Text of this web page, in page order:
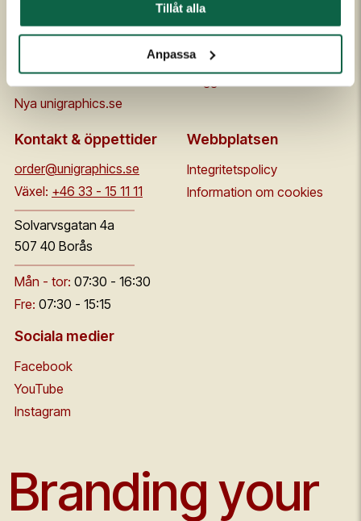
Tillåt alla
Anpassa
Affärside
Nya unigraphics.se
Allmänna leveransvillkor
Broschyrer och prislistor
Säkerhetsdatablad
Kontakt & öppettider
order@unigraphics.se
Växel: +46 33 - 15 11 11
Solvarvsgatan 4a
507 40 Borås
Mån - tor: 07:30 - 16:30
Fre: 07:30 - 15:15
Webbplatsen
Integritetspolicy
Information om cookies
Sociala medier
Facebook
YouTube
Instagram
Branding your